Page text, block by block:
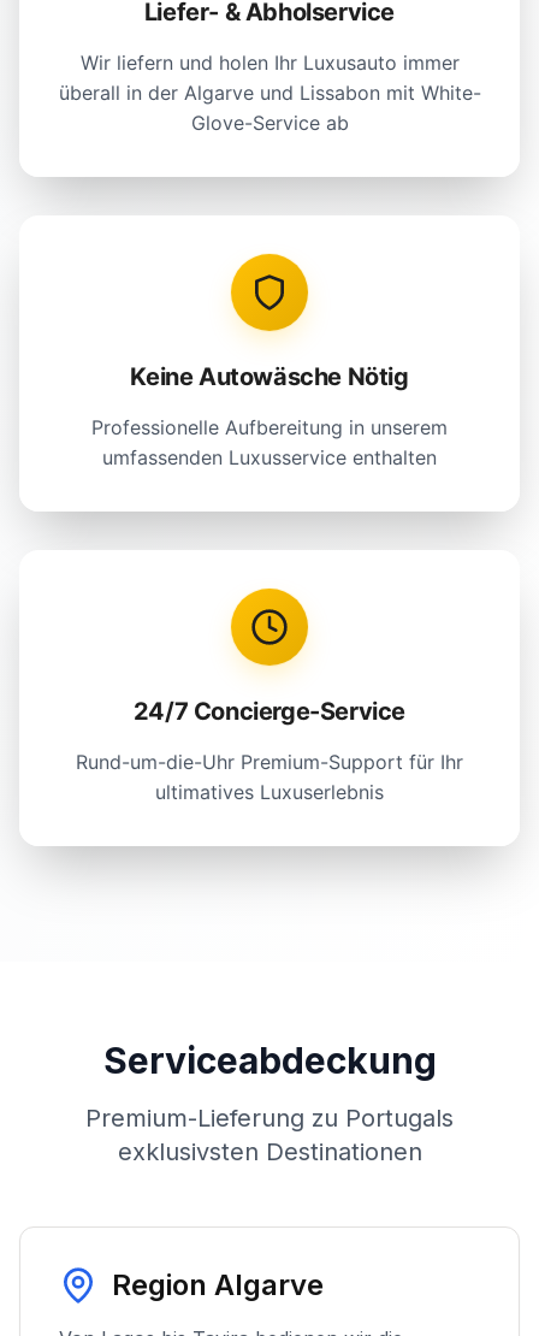
Liefer- & Abholservice
Wir liefern und holen Ihr Luxusauto immer
überall in der Algarve und Lissabon mit White-
Glove-Service ab
Keine Autowäsche Nötig
Professionelle Aufbereitung in unserem
umfassenden Luxusservice enthalten
24/7 Concierge-Service
Rund-um-die-Uhr Premium-Support für Ihr
ultimatives Luxuserlebnis
Serviceabdeckung
Premium-Lieferung zu Portugals
exklusivsten Destinationen
Region Algarve